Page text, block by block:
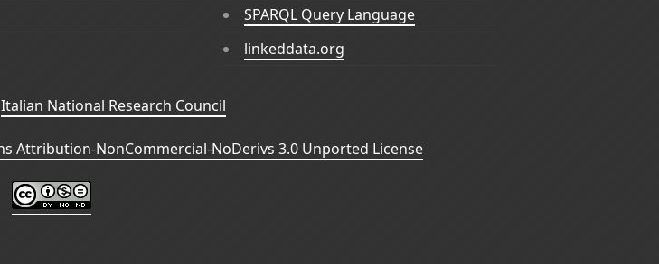
SPARQL Query Language
linkeddata.org
Italian National Research Council
Attribution-NonCommercial-NoDerivs 3.0 Unported License